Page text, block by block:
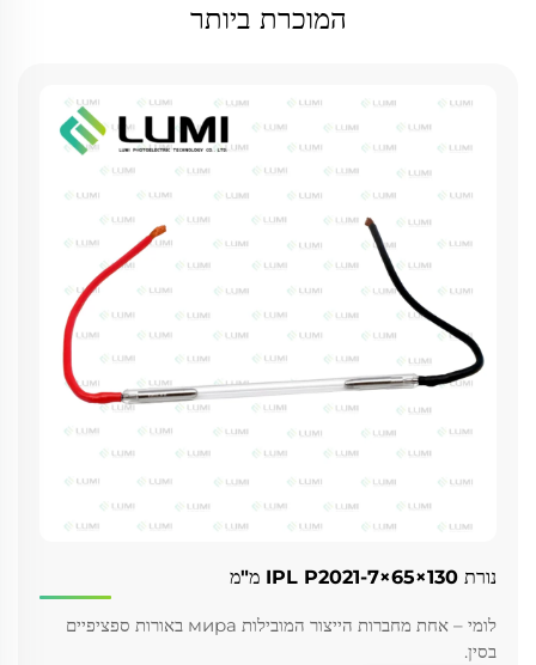
המוכרת ביותר
נורת IPL P2021-7×65×130 מ"מ
לומי – אחת מחברות הייצור המובילות мира באורות ספציפיים
בסין.